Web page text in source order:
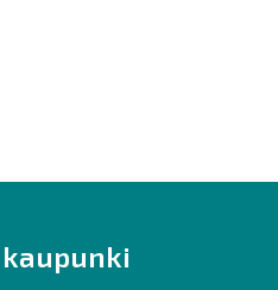
kaupunki